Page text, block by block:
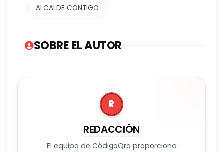
ALCALDE CONTIGO
SOBRE EL AUTOR
R
REDACCIÓN
El equipo de CódigoQro proporciona